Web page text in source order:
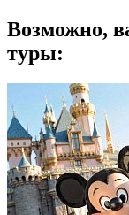
Возможно,
туры: